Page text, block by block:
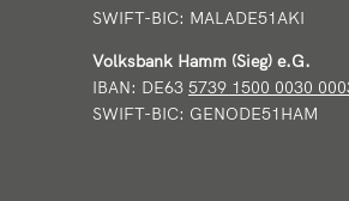
SWIFT-BIC: MALADE51AKI
Volksbank Hamm (Sieg) e.G.
IBAN: DE63 5739 1500 0030
SWIFT-BIC: GENODE51HAM